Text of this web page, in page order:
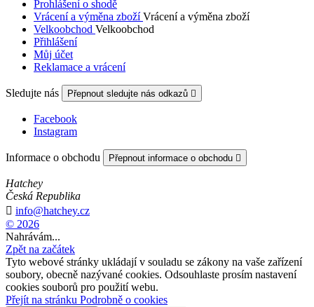
Prohlášení o shodě
Vrácení a výměna zboží Vrácení a výměna zboží
Velkoobchod Velkoobchod
Přihlášení
Můj účet
Reklamace a vrácení
Sledujte nás Přepnout sledujte nás odkazů 
Facebook
Instagram
Informace o obchodu Přepnout informace o obchodu 
Hatchey
Česká Republika
 info@hatchey.cz
© 2026
Nahrávám...
Zpět na začátek
Tyto webové stránky ukládají v souladu se zákony na vaše zařízení
soubory, obecně nazývané cookies. Odsouhlaste prosím nastavení
cookies souborů pro použití webu.
Přejít na stránku Podrobně o cookies